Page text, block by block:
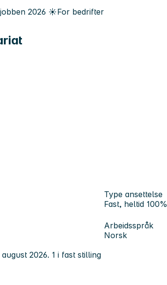
2026 ☀️For bedrifter
Type ansettelse
Fast, heltid 100%
Arbeidsspråk
Norsk
2026. 1 i fast stilling